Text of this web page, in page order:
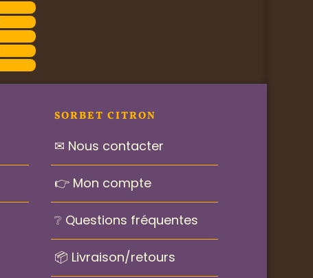
SORBET CITRON
✉ Nous contacter
👉 Mon compte
❔ Questions fréquentes
📦 Livraison/retours